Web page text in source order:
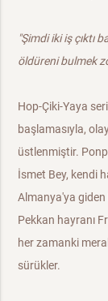
"Şimdi iki iş çıktı
öldüreni bulmek
Hop-Çiki-Yaya
başlamasıyla,
üstlenmiştir.
İsmet Bey, kendi
Almanya'ya giden
Pekkan hayranı
her zamanki
sürükler.